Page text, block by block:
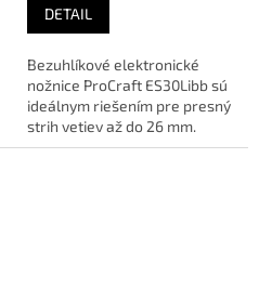
DETAIL
Bezuhlíkové elektronické
nožnice ProCraft ES30Libb sú
ideálnym riešením pre presný
strih vetiev až do 26 mm.
Vynikajú robustnosťou a...